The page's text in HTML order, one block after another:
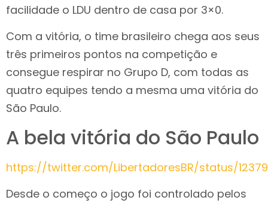
facilidade o LDU dentro de casa por 3×0.
Com a vitória, o time brasileiro chega aos seus
três primeiros pontos na competição e
consegue respirar no Grupo D, com todas as
quatro equipes tendo a mesma uma vitória do
São Paulo.
A bela vitória do São Paulo
https://twitter.com/LibertadoresBR/status/
Desde o começo o jogo foi controlado pelos